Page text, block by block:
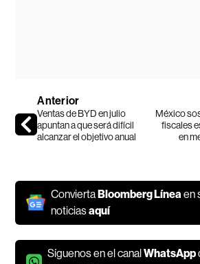
Anterior
Ventas de BYD en julio
apuntan a que será difícil
alcanzar el objetivo anual
México
fiscales
en
ConviertaBloomberg Línea en
noticiasaquí
Síguenos en el canalWhatsApp